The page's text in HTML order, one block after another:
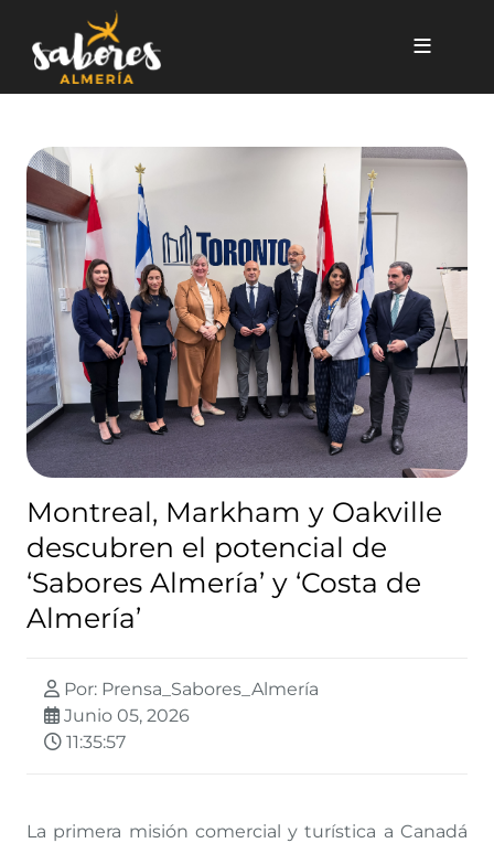
Montreal, Markham y
Montreal, Markham y Oakville
descubren el potencial de
‘Sabores Almería’ y ‘Costa de
Almería’
Por: Prensa_Sabores_Almería
Junio 05, 2026
11:35:57
La primera misión comercial y turística a Canadá